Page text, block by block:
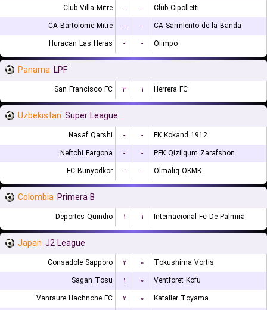
Club Villa Mitre
- -
Club Cipolletti
CA Bartolome Mitre
- -
CA Sarmiento de la Banda
Huracan Las Heras
- - Olimpo
Panama LPF
San Francisco FC ۳ ۱ Herrera FC
Uzbekistan Super League
Nasaf Qarshi - -
FK Kokand 1912
Neftchi Fargona
- -
PFK Qizilqum Zarafshon
FC Bunyodkor
- - Olmaliq OKMK
Colombia Primera B
Deportes Quindio ۱ ۱ Internacional Fc De Palmira
Japan J2 League
Consadole Sapporo ۲ ۰
Tokushima Vortis
Sagan Tosu
۱ ۰
Ventforet Kofu
Vanraure Hachnohe FC
۲ ۰
Kataller Toyama